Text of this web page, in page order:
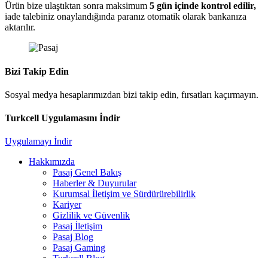
Ürün bize ulaştıktan sonra maksimum 5 gün içinde kontrol edilir,
iade talebiniz onaylandığında paranız otomatik olarak bankanıza
aktarılır.
Bizi Takip Edin
Sosyal medya hesaplarımızdan bizi takip edin, fırsatları kaçırmayın.
Turkcell Uygulamasını İndir
Uygulamayı İndir
Hakkımızda
Pasaj Genel Bakış
Haberler & Duyurular
Kurumsal İletişim ve Sürdürürebilirlik
Kariyer
Gizlilik ve Güvenlik
Pasaj İletişim
Pasaj Blog
Pasaj Gaming